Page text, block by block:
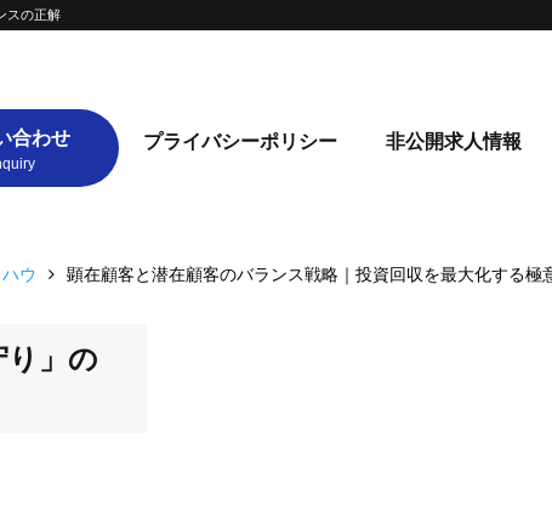
スの正解
合わせ プライバシーポリシー 非公開求人情報
ウ 顕在顧客と潜在顧客のバランス戦略｜投資回収を最大化する極
り」の